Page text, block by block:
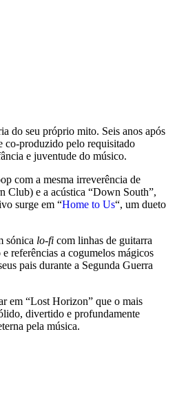
do seu próprio mito. Seis anos após
co-produzido pelo requisitado
e juventude do músico.
com a mesma irreverência de
Club) e a acústica “Down South”,
surge em “Home to Us“, um dueto
sónica lo-fi com linhas de guitarra
referências a cogumelos mágicos
pais durante a Segunda Guerra
em “Lost Horizon” que o mais
divertido e profundamente
pela música.